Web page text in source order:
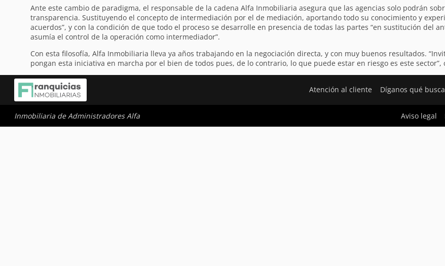
Ante este cambio de paradigma, el responsable de la cadena Alfa Inmobiliaria asegura que las agencias solo podrán
transparencia. Sustituyendo el concepto de intermediación por el de mediación, aportando todo su conocimiento y
acuerdos”, y con la condición de que todo el proceso se desarrolle en presencia de todas las partes “en sustitución del
asumía el control de la operación como intermediador”.
Con esta filosofía, Alfa Inmobiliaria lleva ya años trabajando en la negociación directa, y con muy buenos resultados.
pongan esta iniciativa en marcha por el bien de todos pues, de lo contrario, lo que puede estar en riesgo es este sector”,
Atención al cliente Díganos qué busca
Inmobiliaria de Administradores Alfa Aviso legal